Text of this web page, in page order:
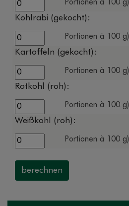
Portionen à 100 g)
Kohlrabi (gekocht):
Portionen à 100 g)
Kartoffeln (gekocht):
Portionen à 100 g)
Rotkohl (roh):
Portionen à 100 g)
Weißkohl (roh):
Portionen à 100 g)
berechnen